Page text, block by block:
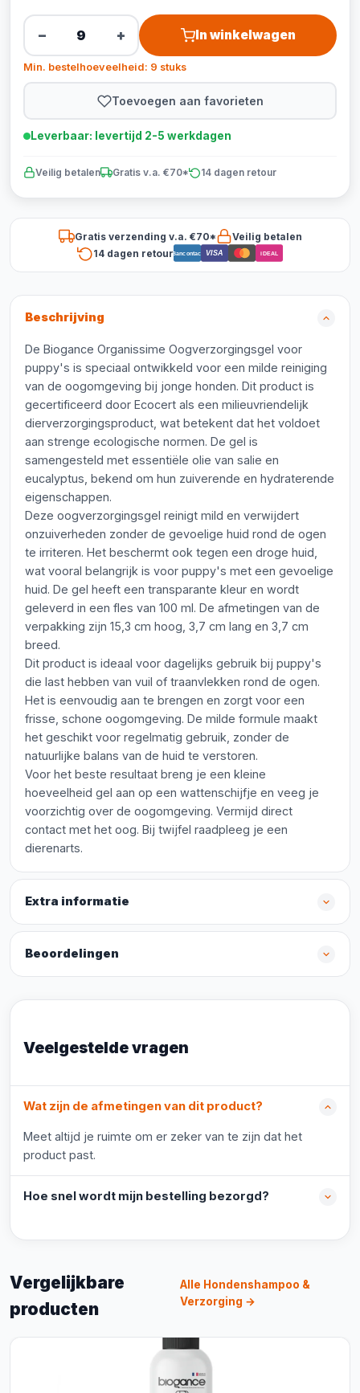
− + In winkelwagen
Min. bestelhoeveelheid: 9 stuks
Toevoegen aan favorieten
Leverbaar: levertijd 2-5 werkdagen
Veilig betalen Gratis v.a. €70* 14 dagen retour
Gratis verzending v.a. €70*
Veilig betalen
14 dagen retourBancontact VISA iDEAL
Beschrijving
De Biogance Organissime Oogverzorgingsgel voor
puppy's is speciaal ontwikkeld voor een milde reiniging
van de oogomgeving bij jonge honden. Dit product is
gecertificeerd door Ecocert als een milieuvriendelijk
dierverzorgingsproduct, wat betekent dat het voldoet
aan strenge ecologische normen. De gel is
samengesteld met essentiële olie van salie en
eucalyptus, bekend om hun zuiverende en hydraterende
eigenschappen.
Deze oogverzorgingsgel reinigt mild en verwijdert
onzuiverheden zonder de gevoelige huid rond de ogen
te irriteren. Het beschermt ook tegen een droge huid,
wat vooral belangrijk is voor puppy's met een gevoelige
huid. De gel heeft een transparante kleur en wordt
geleverd in een fles van 100 ml. De afmetingen van de
verpakking zijn 15,3 cm hoog, 3,7 cm lang en 3,7 cm
breed.
Dit product is ideaal voor dagelijks gebruik bij puppy's
die last hebben van vuil of traanvlekken rond de ogen.
Het is eenvoudig aan te brengen en zorgt voor een
frisse, schone oogomgeving. De milde formule maakt
het geschikt voor regelmatig gebruik, zonder de
natuurlijke balans van de huid te verstoren.
Voor het beste resultaat breng je een kleine
hoeveelheid gel aan op een wattenschijfje en veeg je
voorzichtig over de oogomgeving. Vermijd direct
contact met het oog. Bij twijfel raadpleeg je een
dierenarts.
Extra informatie
Beoordelingen
Veelgestelde vragen
Wat zijn de afmetingen van dit product?
Meet altijd je ruimte om er zeker van te zijn dat het
product past.
Hoe snel wordt mijn bestelling bezorgd?
Vergelijkbare
producten
Alle Hondenshampoo &
Verzorging →